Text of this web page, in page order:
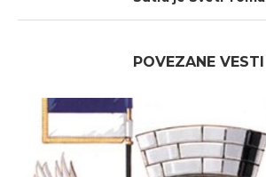
POVEZANE VESTI